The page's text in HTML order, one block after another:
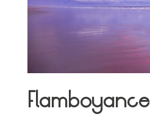
Flamboyance